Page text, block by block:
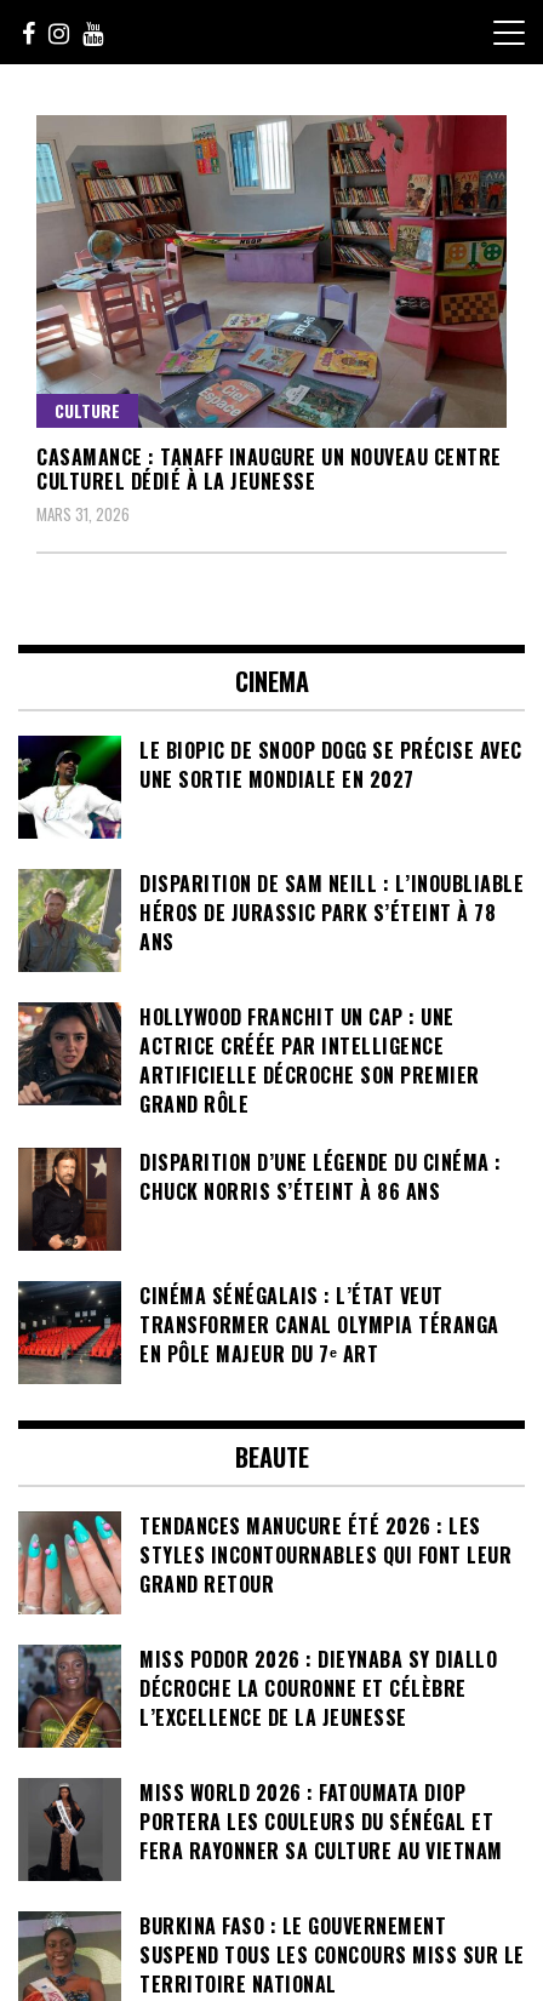
content
sunuculture
CULTURE
CASAMANCE : TANAFF INAUGURE UN NOUVEAU CENTRE
CULTUREL DÉDIÉ À LA JEUNESSE
MARS 31, 2026
CINEMA
LE BIOPIC DE SNOOP DOGG SE PRÉCISE AVEC
UNE SORTIE MONDIALE EN 2027
DISPARITION DE SAM NEILL : L’INOUBLIABLE
HÉROS DE JURASSIC PARK S’ÉTEINT À 78
ANS
HOLLYWOOD FRANCHIT UN CAP : UNE
ACTRICE CRÉÉE PAR INTELLIGENCE
ARTIFICIELLE DÉCROCHE SON PREMIER
GRAND RÔLE
DISPARITION D’UNE LÉGENDE DU CINÉMA :
CHUCK NORRIS S’ÉTEINT À 86 ANS
CINÉMA SÉNÉGALAIS : L’ÉTAT VEUT
TRANSFORMER CANAL OLYMPIA TÉRANGA
EN PÔLE MAJEUR DU 7ᵉ ART
BEAUTE
TENDANCES MANUCURE ÉTÉ 2026 : LES
STYLES INCONTOURNABLES QUI FONT LEUR
GRAND RETOUR
MISS PODOR 2026 : DIEYNABA SY DIALLO
DÉCROCHE LA COURONNE ET CÉLÈBRE
L’EXCELLENCE DE LA JEUNESSE
MISS WORLD 2026 : FATOUMATA DIOP
PORTERA LES COULEURS DU SÉNÉGAL ET
FERA RAYONNER SA CULTURE AU VIETNAM
BURKINA FASO : LE GOUVERNEMENT
SUSPEND TOUS LES CONCOURS MISS SUR LE
TERRITOIRE NATIONAL